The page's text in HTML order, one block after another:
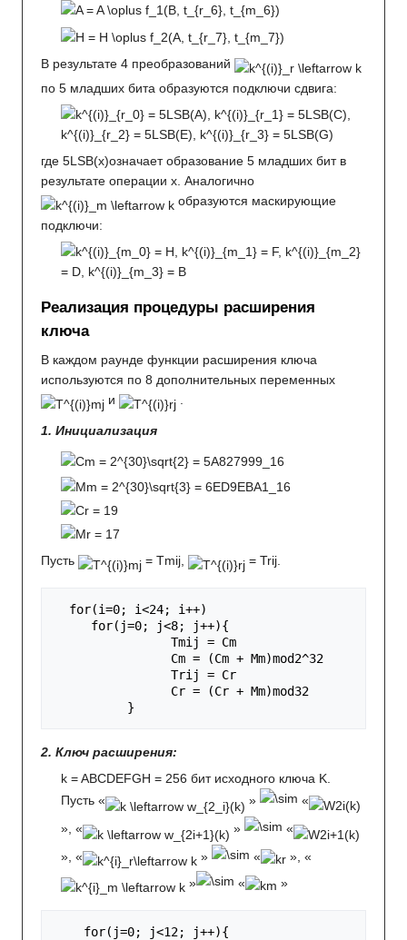
В результате 4 преобразований
по 5 младших бита образуются подключи сдвига:
где 5LSB(x)означает образование 5 младших бит в
результате операции x. Аналогично
образуются маскирующие
подключи:
Реализация процедуры расширения
ключа
В каждом раунде функции расширения ключа
используются по 8 дополнительных переменных
и
1. Инициализация
Пусть = Tmij, = Trij.
2. Ключ расширения:
k = ABCDEFGH = 256 бит исходного ключа K.
Пусть «
»
«
», «
»
«
», «
» «
», «
»
« »